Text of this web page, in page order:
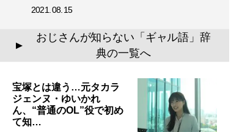
2021.08.15
▲
おじさんが知らない「ギャル語」辞
典の一覧へ
宝塚とは違う…元タカラ
ジェンヌ・ゆいかれ
ん、“普通のOL”役で初め
て知…